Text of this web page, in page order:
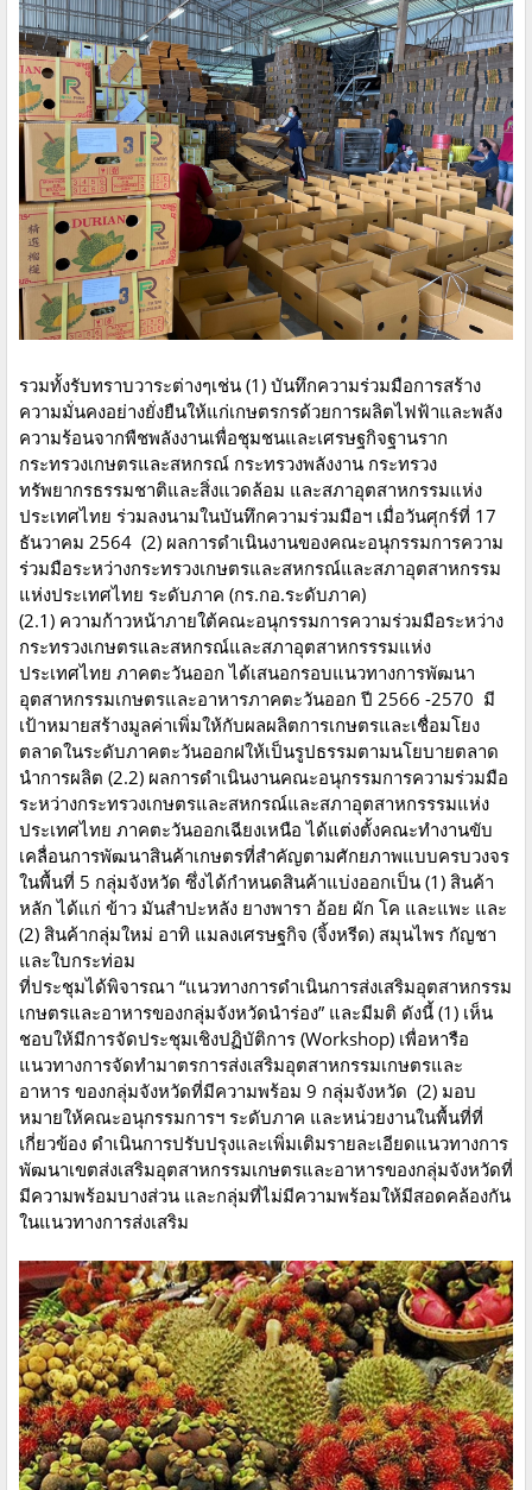
รวมทั้งรับทราบวาระต่างๆเช่น (1) บันทึกความร่วมมือการสร้าง
ความมั่นคงอย่างยั่งยืนให้แก่เกษตรกรด้วยการผลิตไฟฟ้าและพลัง
ความร้อนจากพืชพลังงานเพื่อชุมชนและเศรษฐกิจฐานราก
กระทรวงเกษตรและสหกรณ์ กระทรวงพลังงาน กระทรวง
ทรัพยากรธรรมชาติและสิ่งแวดล้อม และสภาอุตสาหกรรมแห่ง
ประเทศไทย ร่วมลงนามในบันทึกความร่วมมือฯ เมื่อวันศุกร์ที่ 17
ธันวาคม 2564 (2) ผลการดำเนินงานของคณะอนุกรรมการความ
ร่วมมือระหว่างกระทรวงเกษตรและสหกรณ์และสภาอุตสาหกรรม
แห่งประเทศไทย ระดับภาค (กร.กอ.ระดับภาค)
(2.1) ความก้าวหน้าภายใต้คณะอนุกรรมการความร่วมมือระหว่าง
กระทรวงเกษตรและสหกรณ์และสภาอุตสาหกรรรมแห่ง
ประเทศไทย ภาคตะวันออก ได้เสนอกรอบแนวทางการพัฒนา
อุตสาหกรรมเกษตรและอาหารภาคตะวันออก ปี 2566 -2570 มี
เป้าหมายสร้างมูลค่าเพิ่มให้กับผลผลิตการเกษตรและเชื่อมโยง
ตลาดในระดับภาคตะวันออกฝให้เป็นรูปธรรมตามนโยบายตลาด
นำการผลิต (2.2) ผลการดำเนินงานคณะอนุกรรมการความร่วมมือ
ระหว่างกระทรวงเกษตรและสหกรณ์และสภาอุตสาหกรรรมแห่ง
ประเทศไทย ภาคตะวันออกเฉียงเหนือ ได้แต่งตั้งคณะทำงานขับ
เคลื่อนการพัฒนาสินค้าเกษตรที่สำคัญตามศักยภาพแบบครบวงจร
ในพื้นที่ 5 กลุ่มจังหวัด ซึ่งได้กำหนดสินค้าแบ่งออกเป็น (1) สินค้า
หลัก ได้แก่ ข้าว มันสำปะหลัง ยางพารา อ้อย ผัก โค และแพะ และ
(2) สินค้ากลุ่มใหม่ อาทิ แมลงเศรษฐกิจ (จิ้งหรีด) สมุนไพร กัญชา
และใบกระท่อม
ที่ประชุมได้พิจารณา “แนวทางการดำเนินการส่งเสริมอุตสาหกรรม
เกษตรและอาหารของกลุ่มจังหวัดนำร่อง” และมีมติ ดังนี้ (1) เห็น
ชอบให้มีการจัดประชุมเชิงปฏิบัติการ (Workshop) เพื่อหารือ
แนวทางการจัดทำมาตรการส่งเสริมอุตสาหกรรมเกษตรและ
อาหาร ของกลุ่มจังหวัดที่มีความพร้อม 9 กลุ่มจังหวัด (2) มอบ
หมายให้คณะอนุกรรมการฯ ระดับภาค และหน่วยงานในพื้นที่ที่
เกี่ยวข้อง ดำเนินการปรับปรุงและเพิ่มเติมรายละเอียดแนวทางการ
พัฒนาเขตส่งเสริมอุตสาหกรรมเกษตรและอาหารของกลุ่มจังหวัดที่
มีความพร้อมบางส่วน และกลุ่มที่ไม่มีความพร้อมให้มีสอดคล้องกัน
ในแนวทางการส่งเสริม